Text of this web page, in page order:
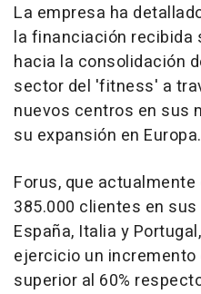
La empresa ha
la financiación recibida
hacia la consolidación
sector del 'fitness' a
nuevos centros en sus
su expansión en Europa.
Forus, que
385.000 clientes en
España, Italia y
ejercicio un
superior al 60%